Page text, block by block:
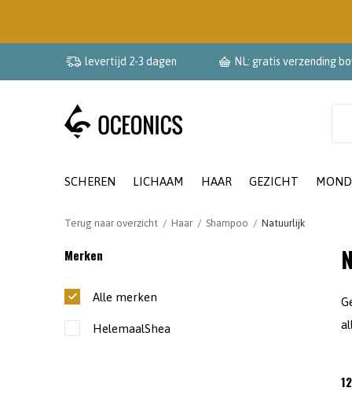
SCHEREN LICHAAM HAAR GEZICHT MOND
levertijd 2-3 dagen NL: gratis verzending
Terug naar overzicht Haar Shampoo Natuurlijk
Merken
Alle merken
HelemaalShea